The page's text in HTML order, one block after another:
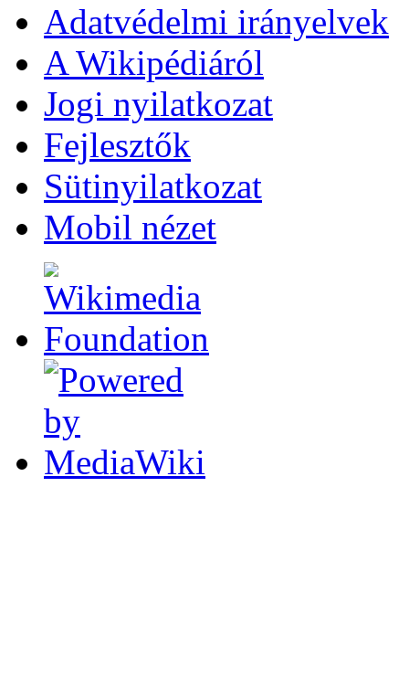
Adatvédelmi irányelvek
A Wikipédiáról
Jogi nyilatkozat
Fejlesztők
Sütinyilatkozat
Mobil nézet